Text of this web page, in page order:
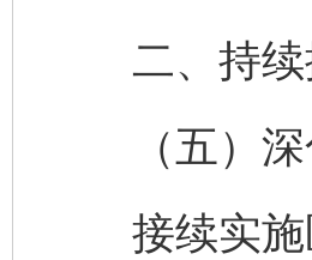
二、持续
（五）深
接续实施